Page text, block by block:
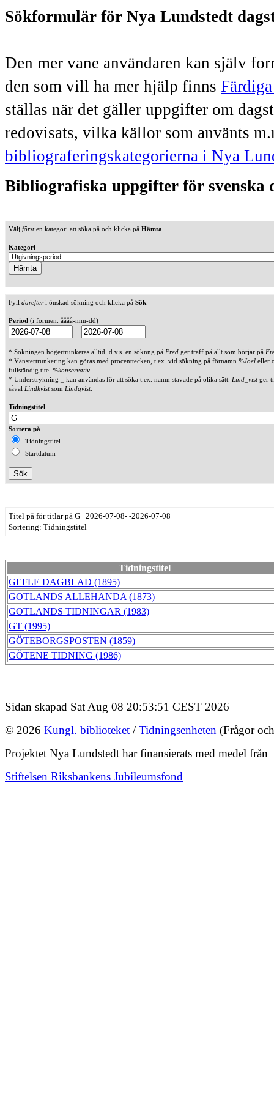
Sökformulär för Nya Lundstedt
Den mer vane användaren kan själv
den som vill ha mer hjälp finns
ställas när det gäller uppgifter om
redovisats, vilka källor som använts
bibliograferingskategorierna i Nya
Bibliografiska uppgifter för svenska
Välj försten kategori att söka på och klicka på Hämta
Kategori
Fyll därefteri önskad sökning och klicka på Sök
Period (i formen: åååå-mm-dd)
--
* Sökningen högertrunkeras alltid, d.v.s. en söknng på Fred ger träff på allt som börjar på
* Vänstertrunkering kan göras med procenttecken, t.ex. vid sökning på förnamn %Joel eller
fullständig titel %konservativ
* Understrykning _ kan användas för att söka t.ex. namn stavade på olika sätt. Lind_vistger
såväl Lindkvistsom Lindqvist.
Tidningstitel
Sortera på
Tidningstitel
Startdatum
Titel på för titlar på G 2026-07-08- -2026-07-08
Sortering: Tidningstitel
Tidningstitel
GEFLE DAGBLAD (1895)
GOTLANDS ALLEHANDA (1873)
GOTLANDS TIDNINGAR (1983)
GT (1995)
GÖTEBORGSPOSTEN (1859)
GÖTENE TIDNING (1986)
Sidan skapad Sat Aug 08 20:53:51 CEST 2026
© 2026 Kungl. biblioteket /Tidningsenheten (Frågor
Projektet Nya Lundstedt har finansierats med medel från
Stiftelsen Riksbankens Jubileumsfond